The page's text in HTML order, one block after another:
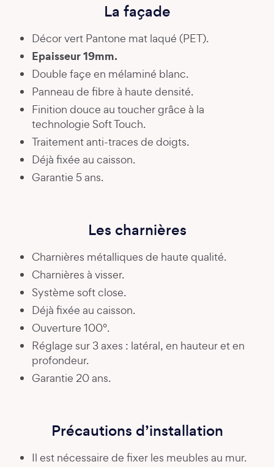
La façade
Décor vert Pantone mat laqué (PET).
Epaisseur 19mm.
Double façe en mélaminé blanc.
Panneau de fibre à haute densité.
Finition douce au toucher grâce à la
technologie Soft Touch.
Traitement anti-traces de doigts.
Déjà fixée au caisson.
Garantie 5 ans.
Les charnières
Charnières métalliques de haute qualité.
Charnières à visser.
Système soft close.
Déjà fixée au caisson.
Ouverture 100°.
Réglage sur 3 axes : latéral, en hauteur et en
profondeur.
Garantie 20 ans.
Précautions d’installation
Il est nécessaire de fixer les meubles au mur.